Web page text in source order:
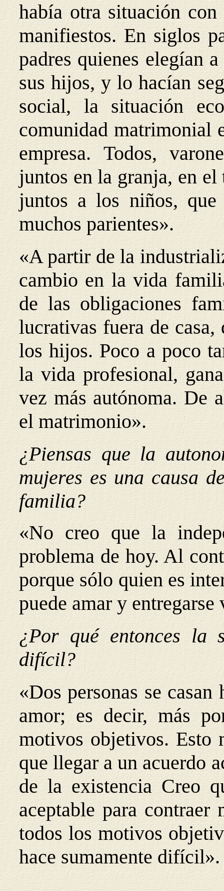
había otra situación
manifiestos. En siglos
padres quienes elegían
sus hijos, y lo hacían
social, la situación
comunidad matrimonial
empresa. Todos,
juntos en la granja, en
juntos a los niños,
muchos parientes».
«A partir de la
cambio en la vida
de las obligaciones
lucrativas fuera de
los hijos. Poco a poco
la vida profesional,
vez más autónoma. De
el matrimonio».
¿Piensas que la
mujeres es una causa
familia?
«No creo que la
problema de hoy. Al
porque sólo quien es
puede amar y entregarse
¿Por qué entonces la
difícil?
«Dos personas se
amor; es decir, más
motivos objetivos. Esto
que llegar a un acuerdo
de la existencia Creo
aceptable para
todos los motivos
hace sumamente difícil».